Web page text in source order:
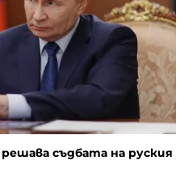
съдбата на руския